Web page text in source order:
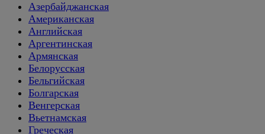
Азербайджанская
Американская
Английская
Аргентинская
Армянская
Белорусская
Бельгийская
Болгарская
Венгерская
Вьетнамская
Греческая